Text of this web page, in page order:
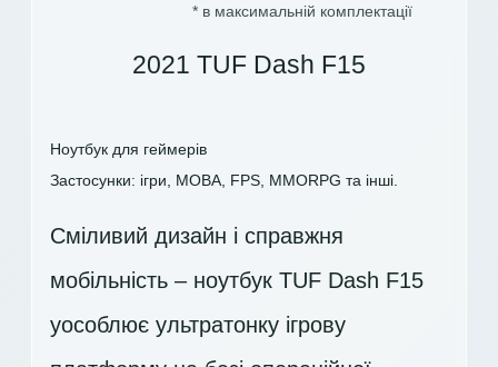
* в максимальній комплектації
2021 TUF Dash F15
Ноутбук для геймерів
Застосунки: ігри, MOBA, FPS, MMORPG та інші.
Сміливий дизайн і справжня
мобільність – ноутбук TUF Dash F15
уособлює ультратонку ігрову